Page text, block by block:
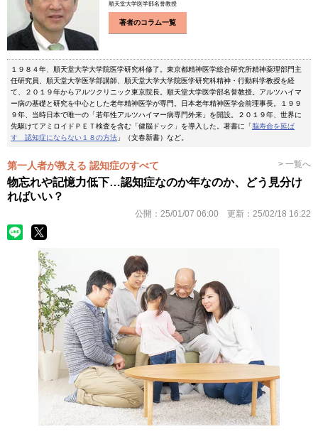
順天堂大学医学部名誉教授
著者のコラム一覧
１９８４年、順天堂大学大学院医学研究科修了。東京都精神医学総合研究所精神薬理部門主
任研究員、順天堂大学医学部講師、順天堂大学大学院医学研究科精神・行動科学教授を経
て、２０１９年からアルツクリニック東京院長。順天堂大学医学部名誉教授。アルツハイマ
ー病の基礎と研究を中心とした老年精神医学が専門。日本老年精神医学会前理事長。１９９
９年、当時日本で唯一の「若年性アルツハイマー病専門外来」を開設。２０１９年、世界に
先駆けてアミロイドＰＥＴ検査を含む「健脳ドック」を導入した。著書に「脳寿命を延ば
す 認知症にならない１８の方法 」（文春新書）など。
第一人者が教える 認知症のすべて > 一覧へ
物忘れや記憶力低下…認知症なのか年なのか、どう見分け
ればいい？
公開： 25/01/07 06:00 更新： 25/02/18 16:22